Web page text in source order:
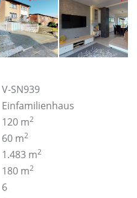
V-SN939
Einfamilienhaus
120 m2
60 m2
1.483 m2
180 m2
6